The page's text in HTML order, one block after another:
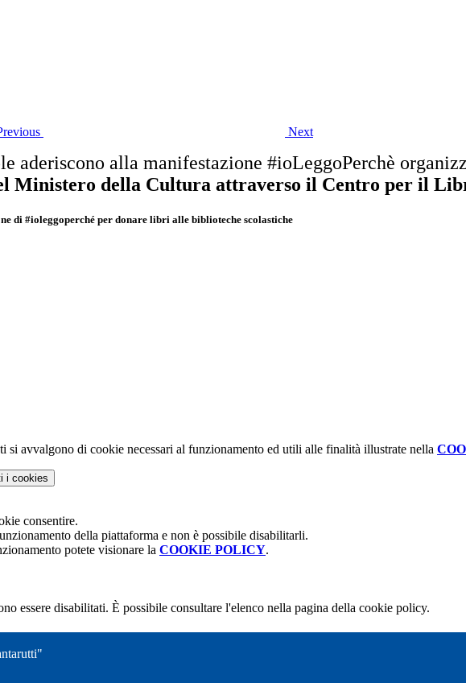
Next
aderiscono alla manifestazione #ioLeggoPerchè
Ministero della Cultura attraverso il Centro per il
di #ioleggoperché per donare libri alle biblioteche scolastiche
si avvalgono di cookie necessari al funzionamento ed utili alle finalità illustrate nella
i cookies
consentire.
della piattaforma e non è possibile disabilitarli.
potete visionare la COOKIE POLICY.
essere disabilitati. È possibile consultare l'elenco nella pagina della cookie policy.